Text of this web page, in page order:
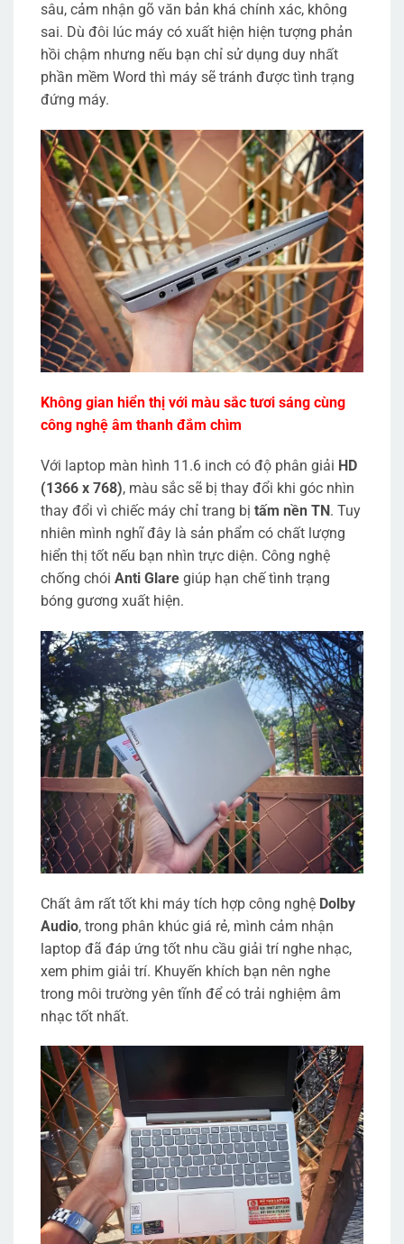
sâu, cảm nhận gõ văn bản khá chính xác, không
sai. Dù đôi lúc máy có xuất hiện hiện tượng phản
hồi chậm nhưng nếu bạn chỉ sử dụng duy nhất
phần mềm Word thì máy sẽ tránh được tình trạng
đứng máy.
Không gian hiển thị với màu sắc tươi sáng cùng
công nghệ âm thanh đắm chìm
Với laptop màn hình 11.6 inch có độ phân giải HD
(1366 x 768), màu sắc sẽ bị thay đổi khi góc nhìn
thay đổi vì chiếc máy chỉ trang bị tấm nền TN . Tuy
nhiên mình nghĩ đây là sản phẩm có chất lượng
hiển thị tốt nếu bạn nhìn trực diện. Công nghệ
chống chói Anti Glare giúp hạn chế tình trạng
bóng gương xuất hiện.
Chất âm rất tốt khi máy tích hợp công nghệ Dolby
Audio, trong phân khúc giá rẻ, mình cảm nhận
laptop đã đáp ứng tốt nhu cầu giải trí nghe nhạc,
xem phim giải trí. Khuyến khích bạn nên nghe
trong môi trường yên tĩnh để có trải nghiệm âm
nhạc tốt nhất.